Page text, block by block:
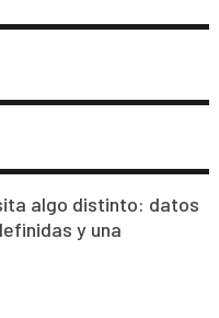
algo distinto: datos
y una